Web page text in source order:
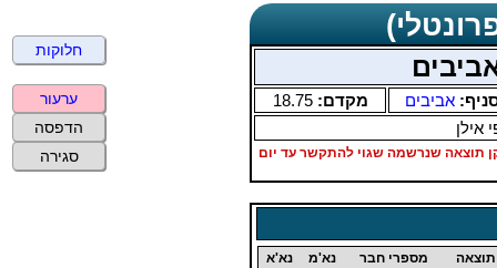
אביבים מקדם:18.75
אילן
2 אם מישהו יכול לתקן תוצאה שנרשמה שגוי להתקשר עד יום
תוצאה מספרי חבר נא'מ נא'א
חלוקות
ערעור
הדפסה
סגירה